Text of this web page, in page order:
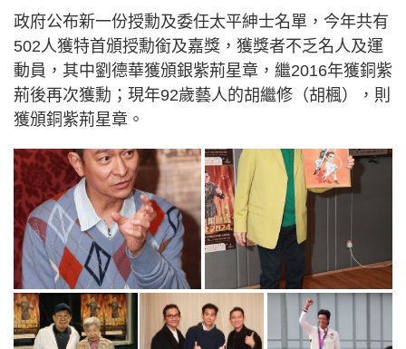
政府公布新一份授勳及委任太平紳士名單，今年共有
502人獲特首頒授勳銜及嘉獎，獲獎者不乏名人及運
動員，其中劉德華獲頒銀紫荊星章，繼2016年獲銅紫
荊後再次獲勳；現年92歲藝人的胡繼修（胡楓），則
獲頒銅紫荊星章。